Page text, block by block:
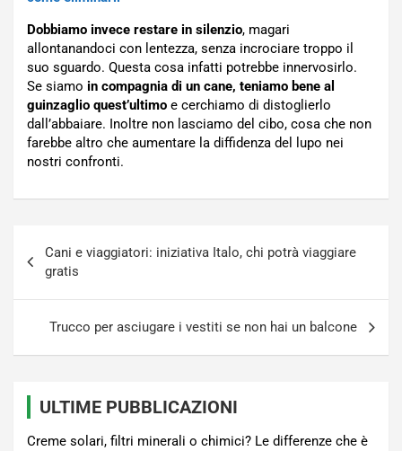
Dobbiamo invece restare in silenzio, magari
allontanandoci con lentezza, senza incrociare troppo il
suo sguardo. Questa cosa infatti potrebbe innervosirlo.
Se siamo in compagnia di un cane, teniamo bene al
guinzaglio quest’ultimo e cerchiamo di distoglierlo
dall’abbaiare. Inoltre non lasciamo del cibo, cosa che non
farebbe altro che aumentare la diffidenza del lupo nei
nostri confronti.
articoli
Cani e viaggiatori: iniziativa Italo, chi potrà viaggiare
gratis
Trucco per asciugare i vestiti se non hai un balcone
ULTIME PUBBLICAZIONI
Creme solari, filtri minerali o chimici? Le differenze che è